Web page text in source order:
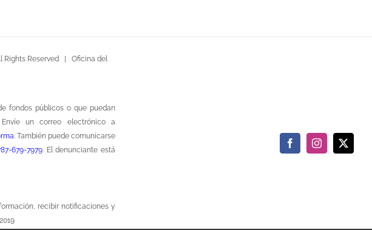
Reserved | Oficina del
fondos públicos o que puedan
un correo electrónico a
. También puede comunicarse
679-7979. El denunciante está
recibir notificaciones y
FacebookInstagram
X